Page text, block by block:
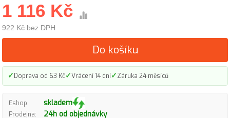
1 116 Kč
922 Kč bez DPH
Do košíku
✓Doprava od 63 Kč✓Vrácení 14 dní✓Záruka 24 měsíců
Eshop: skladem
Prodejna: 24h od objednávky